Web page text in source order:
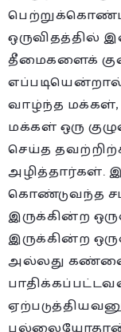
ஒருவிதத்தில்
தீமைகளைக்
வாழ்ந்த மக்கள்,
மக்கள் ஒரு
செய்த
அழித்தார்கள்.
கொண்டுவந்த
இருக்கின்ற
இருக்கின்ற
அல்லது